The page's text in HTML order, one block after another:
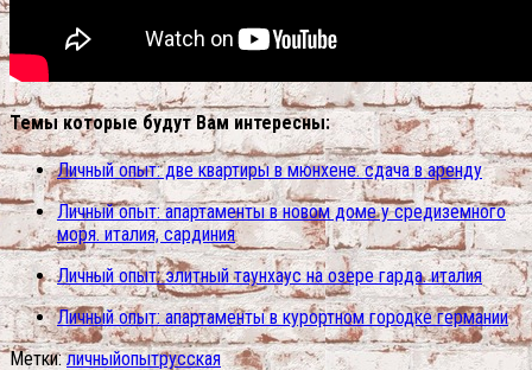
Темы которые будут Вам интересны:
Личный опыт: две квартиры в мюнхене. сдача в аренду
Личный опыт: апартаменты в новом доме у средиземного
моря. италия, сардиния
Личный опыт: элитный таунхаус на озере гарда. италия
Личный опыт: апартаменты в курортном городке германии
Метки: личныйопытрусская